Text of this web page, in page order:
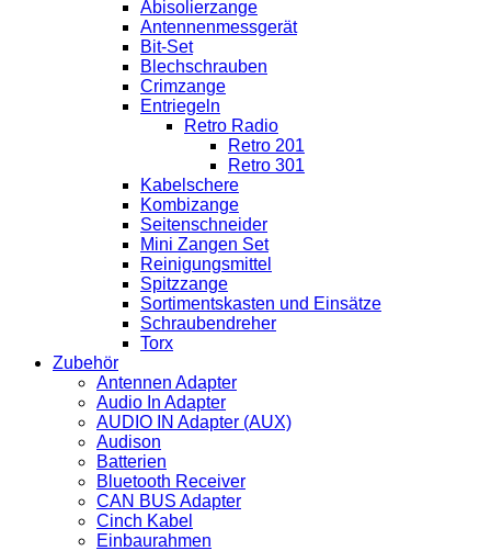
Abisolierzange
Antennenmessgerät
Bit-Set
Blechschrauben
Crimzange
Entriegeln
Retro Radio
Retro 201
Retro 301
Kabelschere
Kombizange
Seitenschneider
Mini Zangen Set
Reinigungsmittel
Spitzzange
Sortimentskasten und Einsätze
Schraubendreher
Torx
Zubehör
Antennen Adapter
Audio In Adapter
AUDIO IN Adapter (AUX)
Audison
Batterien
Bluetooth Receiver
CAN BUS Adapter
Cinch Kabel
Einbaurahmen